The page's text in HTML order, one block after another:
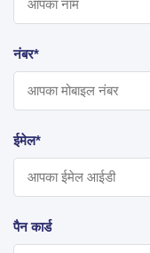
नंबर*
ईमेल*
पैन कार्ड